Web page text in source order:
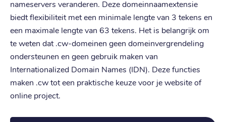
nameservers veranderen. Deze domeinnaamextensie
biedt flexibiliteit met een minimale lengte van 3 tekens en
een maximale lengte van 63 tekens. Het is belangrijk om
te weten dat .cw-domeinen geen domeinvergrendeling
ondersteunen en geen gebruik maken van
Internationalized Domain Names (IDN). Deze functies
maken .cw tot een praktische keuze voor je website of
online project.